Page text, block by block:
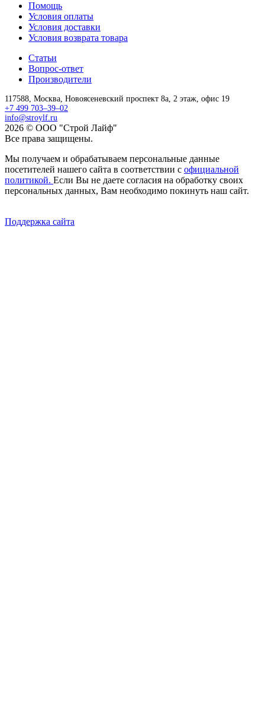
Помощь
Условия оплаты
Условия доставки
Условия возврата товара
Статьи
Вопрос-ответ
Производители
117588, Москва, Новоясеневский проспект 8а, 2 этаж, офис 19
+7 499 703–39–02
info@stroylf.ru
2026 © ООО "Строй Лайф"
Все права защищены.
Мы получаем и обрабатываем персональные данные
посетителей нашего сайта в соответствии с официальной
политикой. Если Вы не даете согласия на обработку своих
персональных данных, Вам необходимо покинуть наш сайт.
Поддержка сайта